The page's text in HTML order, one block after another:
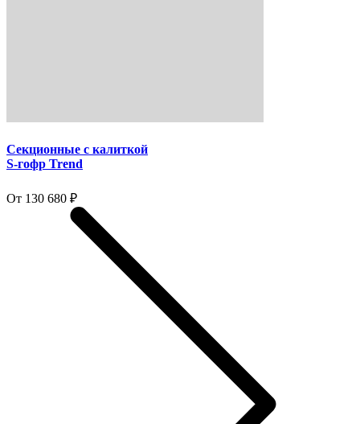
Секционные с калиткой
S-гофр Trend
От 130 680 ₽